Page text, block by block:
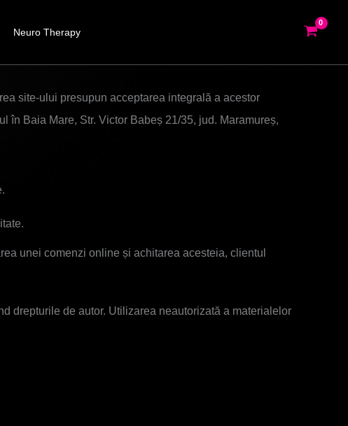
Neuro Therapy
site-ului presupun acceptarea integrală a acestor
în Baia Mare, Str. Victor Babeș 21/35, jud. Maramureș,
unei comenzi online și achitarea acesteia, clientul
drepturile de autor. Utilizarea neautorizată a materialelor